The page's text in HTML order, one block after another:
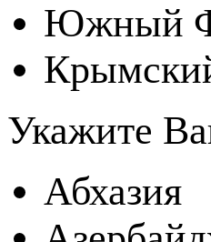
Южный
Укажите
Абхазия